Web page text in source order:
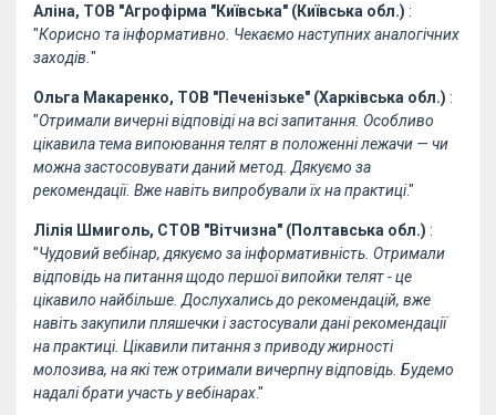
Аліна, ТОВ "Агрофірма "Київська" (Київська обл.) :
"Корисно та інформативно. Чекаємо наступних аналогічних
заходів. "
Ольга Макаренко, ТОВ "Печенізьке" (Харківська обл.) :
"Отримали вичерні відповіді на всі запитання. Особливо
цікавила тема випоювання телят в положенні лежачи — чи
можна застосовувати даний метод. Дякуємо за
рекомендації. Вже навіть випробували їх на практиці."
Лілія Шмиголь, СТОВ "Вітчизна" (Полтавська обл.) :
"Чудовий вебінар, дякуємо за інформативність. Отримали
відповідь на питання щодо першої випойки телят - це
цікавило найбільше. Дослухались до рекомендацій, вже
навіть закупили пляшечки і застосували дані рекомендації
на практиці. Цікавили питання з приводу жирності
молозива, на які теж отримали вичерпну відповідь. Будемо
надалі брати участь у вебінарах."